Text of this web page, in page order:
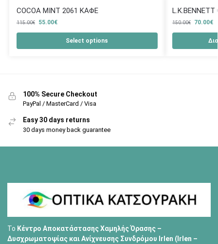
COCOA MINT 2061 ΚΑΦΕ
115.00€ 55.00€
Select options
150.00€ 70.00€
100% Secure Checkout
PayPal / MasterCard / Visa
Easy 30 days returns
30 days money back guarantee
Το Κέντρο Αποκατάστασης Χαμηλής Όρασης –
Δυσχρωματοψίας και Ανίχνευσης Συνδρόμου Irlen (Irlen –